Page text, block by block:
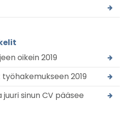
oikein 2019
2019
juuri sinun CV pääsee